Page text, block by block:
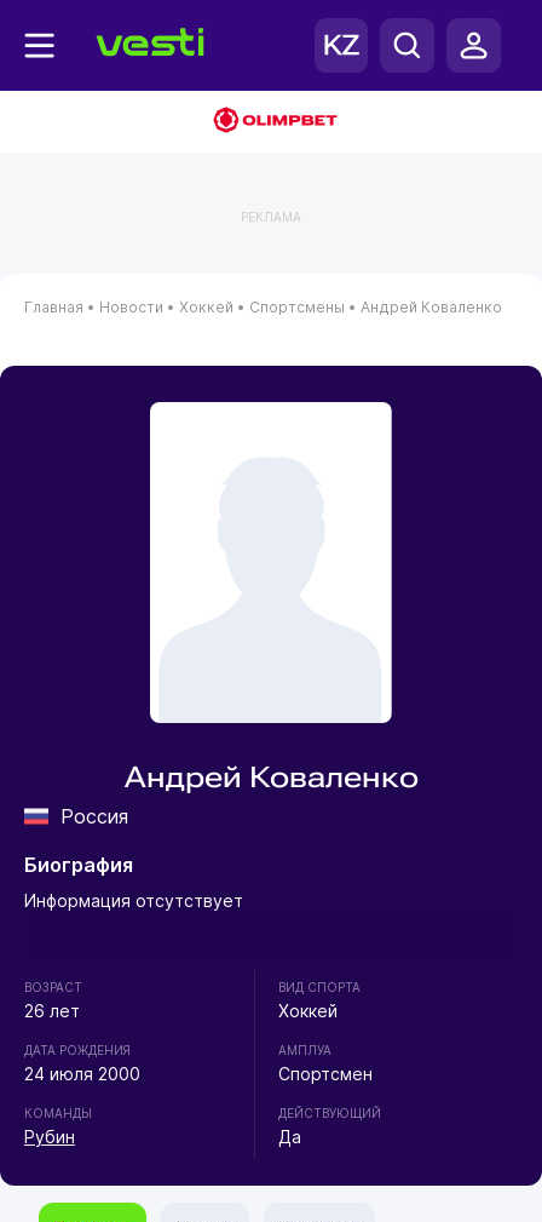
РЕКЛАМА
Главная • Новости • Хоккей • Спортсмены • Андрей Коваленко
Андрей Коваленко
Россия
Биография
Информация отсутствует
ВОЗРАСТ
26 лет
ДАТА РОЖДЕНИЯ
24 июля 2000
КОМАНДЫ
Рубин
ВИД СПОРТА
Хоккей
АМПЛУА
Спортсмен
ДЕЙСТВУЮЩИЙ
Да